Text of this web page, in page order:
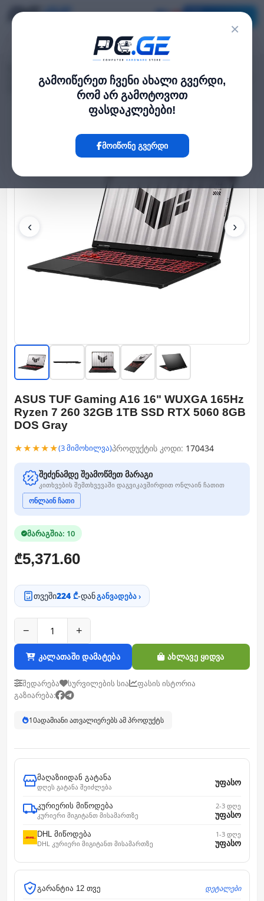
×
გამოიწერეთ ჩვენი ახალი გვერდი,
რომ არ გამოტოვოთ
ფასდაკლებები!
მოიწონე გვერდი
ASUS TUF Gaming A16 16" WUXGA 165Hz Ryzen 7 260 32GB 1TB SSD RTX
5060 8GB DOS Gray
‹ ›
ASUS TUF Gaming A16 16" WUXGA 165Hz
Ryzen 7 260 32GB 1TB SSD RTX 5060 8GB
DOS Gray
★★★★★(3 მიმოხილვა)პროდუქტის კოდი: 170434
შეძენამდე შეამოწმეთ მარაგი
კითხვების შემთხვევაში დაგვიკავშირდით ონლაინ ჩათით
ონლაინ ჩათი
მარაგშია: 10
₾5,371.60
თვეში224 ₾-დანგანვადება ›
− +
კალათაში დამატება ახლავე ყიდვა
შედარება სურვილების სია
ფასის ისტორია
გაზიარება:
10ადამიანი ათვალიერებს ამ პროდუქტს
მაღაზიიდან გატანა
დღეს გატანა შეიძლება
უფასო
კურიერის მიწოდება
კურიერი მიგიტანთ მისამართზე
2-3 დღე
უფასო
DHL მიწოდება
DHL კურიერი მიგიტანთ მისამართზე
1-3 დღე
უფასო
გარანტია 12 თვე დეტალები